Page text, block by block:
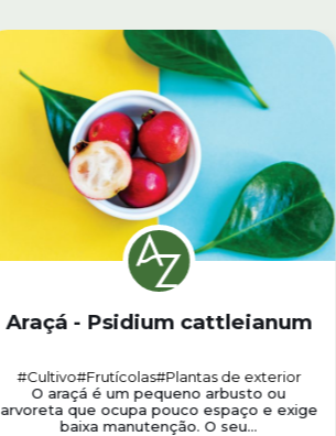
Araçá - Psidium cattleianum
#Cultivo#Frutícolas#Plantas de exterior
O araçá é um pequeno arbusto ou
arvoreta que ocupa pouco espaço e exige
baixa manutenção. O seu...